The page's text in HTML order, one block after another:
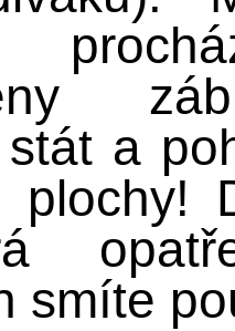
a
plochy!
smíte